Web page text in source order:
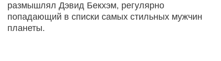
размышлял Дэвид Бекхэм, регулярно
попадающий в списки самых стильных мужчин
планеты.